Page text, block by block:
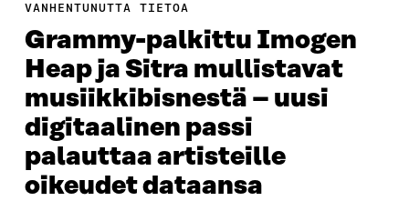
VANHENTUNUTTA TIETOA
Grammy-palkittu Imogen
Heap ja Sitra mullistavat
musiikkibisnestä – uusi
digitaalinen passi
palauttaa artisteille
oikeudet dataansa